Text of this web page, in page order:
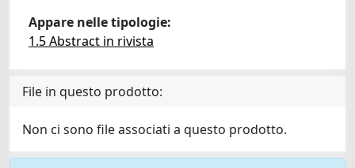
Appare nelle tipologie:
1.5 Abstract in rivista
File in questo prodotto:
Non ci sono file associati a questo prodotto.